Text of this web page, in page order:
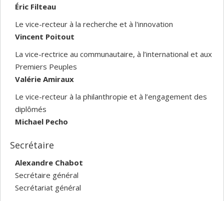
Éric Filteau
Le vice-recteur à la recherche et à l'innovation
Vincent Poitout
La vice-rectrice au communautaire, à l’international et aux
Premiers Peuples
Valérie Amiraux
Le vice-recteur à la philanthropie et à l’engagement des
diplômés
Michael Pecho
Secrétaire
Alexandre Chabot
Secrétaire général
Secrétariat général